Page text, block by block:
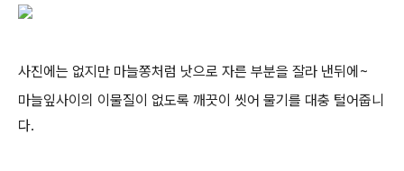
사진에는 없지만 마늘쫑처럼 낫으로 자른 부분을 잘라 낸뒤에~
마늘잎사이의 이물질이 없도록 깨끗이 씻어 물기를 대충 털어줍니
다.